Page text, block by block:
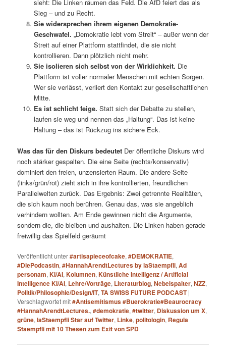
sieht: Die Linken räumen das Feld. Die AfD feiert das als
Sieg – und zu Recht.
Sie widersprechen ihrem eigenen Demokratie-
Geschwafel. „Demokratie lebt vom Streit“ – außer wenn der
Streit auf einer Plattform stattfindet, die sie nicht
kontrollieren. Dann plötzlich nicht mehr.
Sie isolieren sich selbst von der Wirklichkeit. Die
Plattform ist voller normaler Menschen mit echten Sorgen.
Wer sie verlässt, verliert den Kontakt zur gesellschaftlichen
Mitte.
Es ist schlicht feige. Statt sich der Debatte zu stellen,
laufen sie weg und nennen das „Haltung“. Das ist keine
Haltung – das ist Rückzug ins sichere Eck.
Was das für den Diskurs bedeutet Der öffentliche Diskurs wird
noch stärker gespalten. Die eine Seite (rechts/konservativ)
dominiert den freien, unzensierten Raum. Die andere Seite
(links/grün/rot) zieht sich in ihre kontrollierten, freundlichen
Parallelwelten zurück. Das Ergebnis: Zwei getrennte Realitäten,
die sich kaum noch berühren. Genau das, was sie angeblich
verhindern wollten. Am Ende gewinnen nicht die Argumente,
sondern die, die bleiben und aushalten. Die Linken haben gerade
freiwillig das Spielfeld geräumt
Veröffentlicht unter#artisapieceofcake,#DEMOKRATIE,
#DiePodcastin,#HannahArendtLectures by laStaempfli,Ad
personam,KI/AI,Kolumnen,Künstliche Intelligenz / Artificial
Intelligence KI/AI, Lehre/Vorträge, Literaturblog,Nebelspalter,NZZ,
Politik/Philosophie/Design/IT,TA SWISS FUTURE PODCAST |
Verschlagwortet mit#Antisemitismus #Buerokratie#Beaurocracy
#HannahArendtLectures.,#demokratie,#twitter, Diskussion um X,
grüne,laStaempfli Star auf Twitter, Linke,politologin, Regula
Staempfli mit 10 Thesen zum Exit von SPD